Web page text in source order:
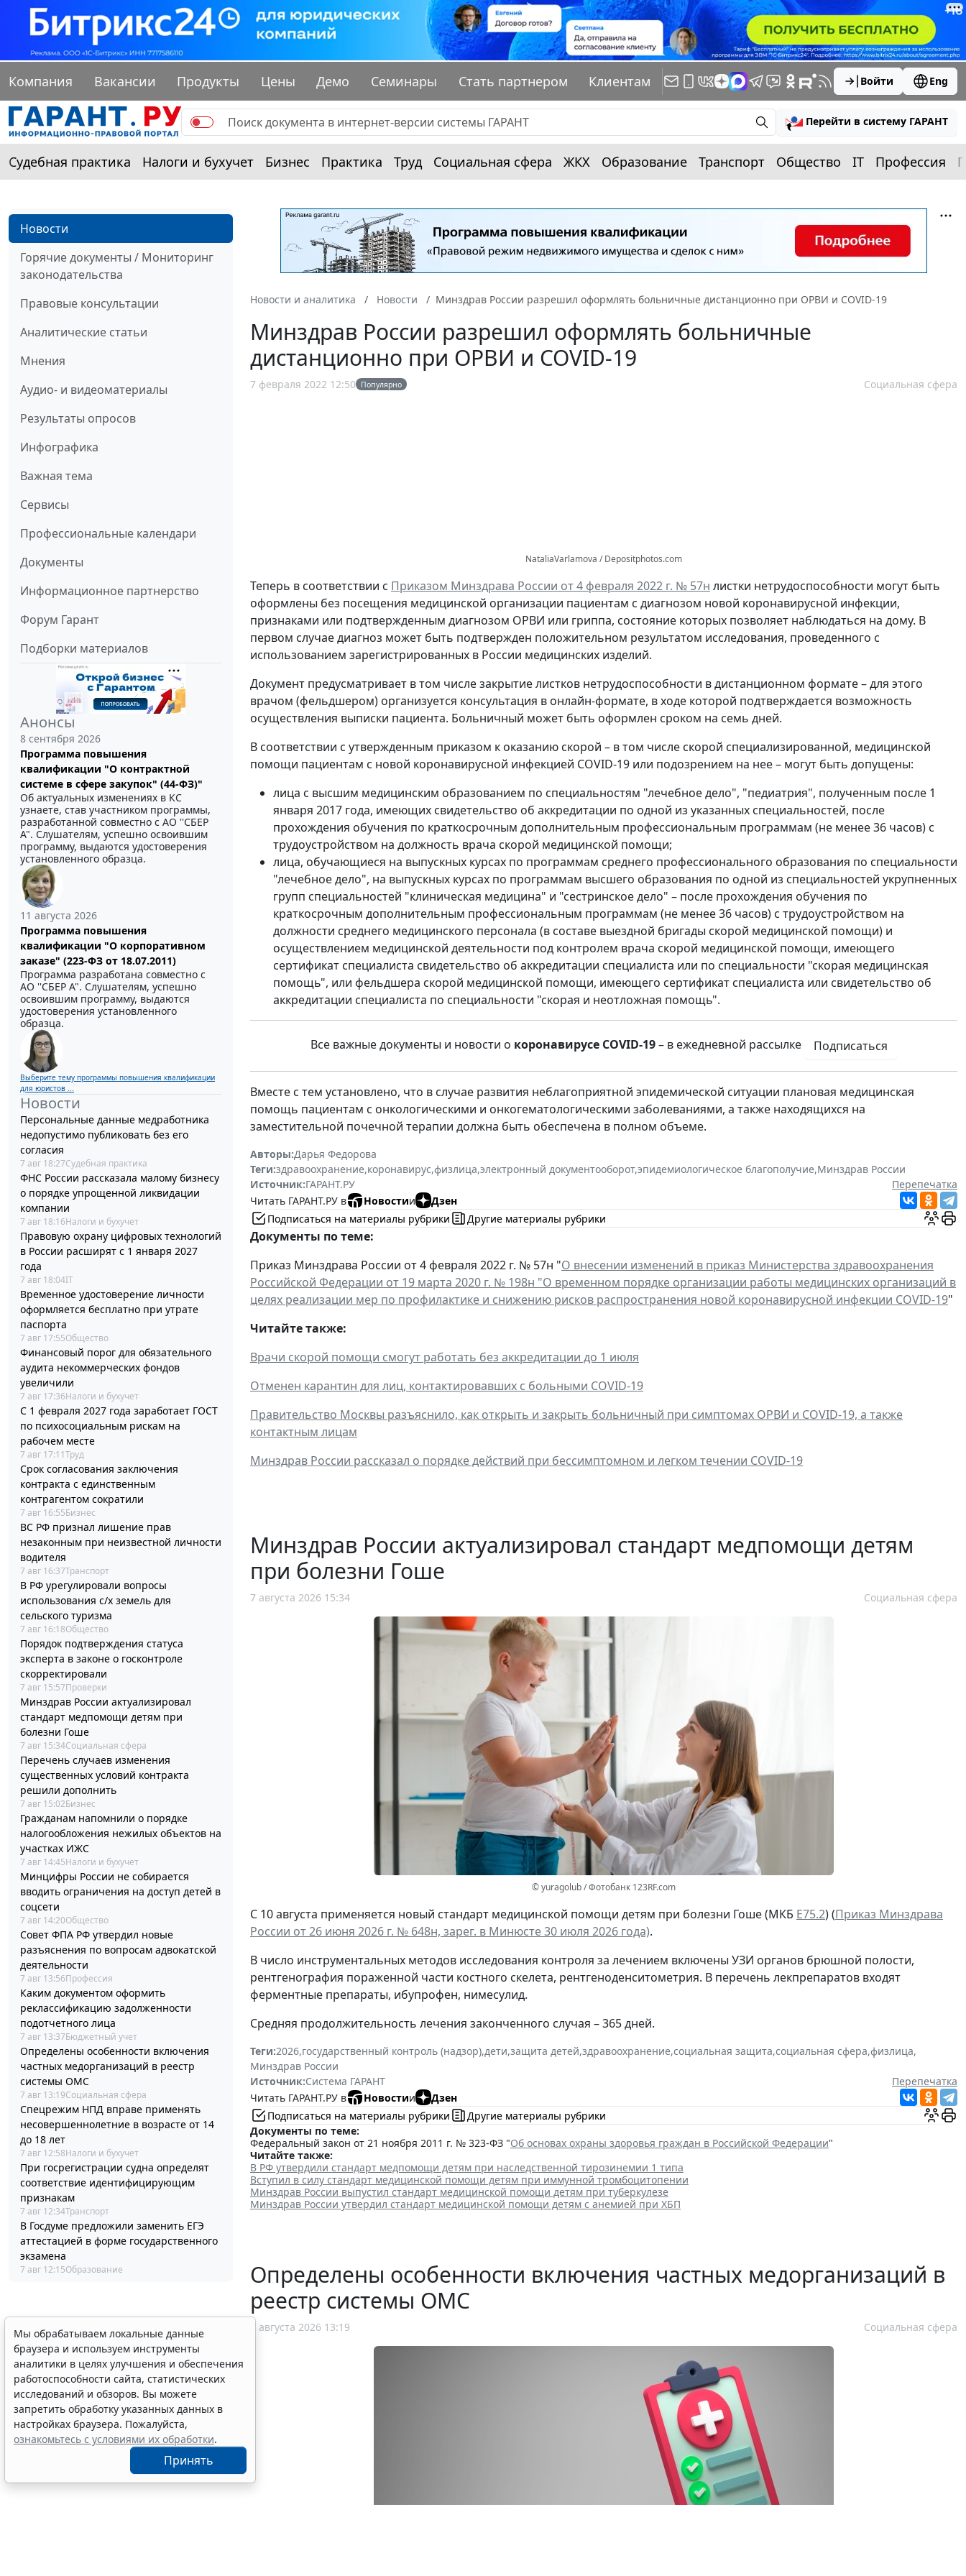
Компания Вакансии Продукты Цены Демо Семинары Стать партнером Клиентам Войти Eng
Перейти в систему ГАРАНТ
Судебная практика Налоги и бухучет Бизнес Практика Труд Социальная сфера ЖКХ Образование Транспорт Общество IT Профессия
Новости
Горячие документы / Мониторинг
законодательства
Правовые консультации
Аналитические статьи
Мнения
Аудио- и видеоматериалы
Результаты опросов
Инфографика
Важная тема
Сервисы
Профессиональные календари
Документы
Информационное партнерство
Форум Гарант
Подборки материалов
Анонсы
8 сентября 2026
Программа повышения
квалификации "О контрактной
системе в сфере закупок" (44-ФЗ)"
Об актуальных изменениях в КС
узнаете, став участником программы,
разработанной совместно с АО ''СБЕР
А". Слушателям, успешно освоившим
программу, выдаются удостоверения
установленного образца.
11 августа 2026
Программа повышения
квалификации "О корпоративном
заказе" (223-ФЗ от 18.07.2011)
Программа разработана совместно с
АО ''СБЕР А". Слушателям, успешно
освоившим программу, выдаются
удостоверения установленного
образца.
Выберите тему программы повышения квалификации
для юристов ...
Новости
Персональные данные медработника
недопустимо публиковать без его
согласия
7 авг 18:27Судебная практика
ФНС России рассказала малому бизнесу
о порядке упрощенной ликвидации
компании
7 авг 18:16Налоги и бухучет
Правовую охрану цифровых технологий
в России расширят с 1 января 2027
года
7 авг 18:04IT
Временное удостоверение личности
оформляется бесплатно при утрате
паспорта
7 авг 17:55Общество
Финансовый порог для обязательного
аудита некоммерческих фондов
увеличили
7 авг 17:36Налоги и бухучет
С 1 февраля 2027 года заработает ГОСТ
по психосоциальным рискам на
рабочем месте
7 авг 17:11Труд
Срок согласования заключения
контракта с единственным
контрагентом сократили
7 авг 16:55Бизнес
ВС РФ признал лишение прав
незаконным при неизвестной личности
водителя
7 авг 16:37Транспорт
В РФ урегулировали вопросы
использования с/х земель для
сельского туризма
7 авг 16:18Общество
Порядок подтверждения статуса
эксперта в законе о госконтроле
скорректировали
7 авг 15:57Проверки
Минздрав России актуализировал
стандарт медпомощи детям при
болезни Гоше
7 авг 15:34Социальная сфера
Перечень случаев изменения
существенных условий контракта
решили дополнить
7 авг 15:02Бизнес
Гражданам напомнили о порядке
налогообложения нежилых объектов на
участках ИЖС
7 авг 14:45Налоги и бухучет
Минцифры России не собирается
вводить ограничения на доступ детей в
соцсети
7 авг 14:20Общество
Совет ФПА РФ утвердил новые
разъяснения по вопросам адвокатской
деятельности
7 авг 13:56Профессия
Каким документом оформить
реклассификацию задолженности
подотчетного лица
7 авг 13:37Бюджетный учет
Определены особенности включения
частных медорганизаций в реестр
системы ОМС
7 авг 13:19Социальная сфера
Спецрежим НПД вправе применять
несовершеннолетние в возрасте от 14
до 18 лет
7 авг 12:58Налоги и бухучет
При госрегистрации судна определят
соответствие идентифицирующим
признакам
7 авг 12:34Транспорт
В Госдуме предложили заменить ЕГЭ
аттестацией в форме государственного
экзамена
7 авг 12:15Образование
Новости и аналитика Новости Минздрав России разрешил оформлять больничные дистанционно при ОРВИ и COVID-19
Минздрав России разрешил оформлять больничные
дистанционно при ОРВИ и COVID-19
7 февраля 2022 12:50 Популярно Социальная сфера
NataliaVarlamova / Depositphotos.com
Теперь в соответствии с Приказом Минздрава России от 4 февраля 2022 г. № 57н листки нетрудоспособности могут быть
оформлены без посещения медицинской организации пациентам с диагнозом новой коронавирусной инфекции,
признаками или подтвержденным диагнозом ОРВИ или гриппа, состояние которых позволяет наблюдаться на дому. В
первом случае диагноз может быть подтвержден положительном результатом исследования, проведенного с
использованием зарегистрированных в России медицинских изделий.
Документ предусматривает в том числе закрытие листков нетрудоспособности в дистанционном формате – для этого
врачом (фельдшером) организуется консультация в онлайн-формате, в ходе которой подтверждается возможность
осуществления выписки пациента. Больничный может быть оформлен сроком на семь дней.
В соответствии с утвержденным приказом к оказанию скорой – в том числе скорой специализированной, медицинской
помощи пациентам с новой коронавирусной инфекцией COVID-19 или подозрением на нее – могут быть допущены:
лица с высшим медицинским образованием по специальностям "лечебное дело", "педиатрия", полученным после 1
января 2017 года, имеющих свидетельство об аккредитации по одной из указанных специальностей, после
прохождения обучения по краткосрочным дополнительным профессиональным программам (не менее 36 часов) с
трудоустройством на должность врача скорой медицинской помощи;
лица, обучающиеся на выпускных курсах по программам среднего профессионального образования по специальности
"лечебное дело", на выпускных курсах по программам высшего образования по одной из специальностей укрупненных
групп специальностей "клиническая медицина" и "сестринское дело" – после прохождения обучения по
краткосрочным дополнительным профессиональным программам (не менее 36 часов) с трудоустройством на
должности среднего медицинского персонала (в составе выездной бригады скорой медицинской помощи) и
осуществлением медицинской деятельности под контролем врача скорой медицинской помощи, имеющего
сертификат специалиста свидетельство об аккредитации специалиста или по специальности "скорая медицинская
помощь", или фельдшера скорой медицинской помощи, имеющего сертификат специалиста или свидетельство об
аккредитации специалиста по специальности "скорая и неотложная помощь".
Все важные документы и новости о коронавирусе COVID-19– в ежедневной рассылке Подписаться
Вместе с тем установлено, что в случае развития неблагоприятной эпидемической ситуации плановая медицинская
помощь пациентам с онкологическими и онкогематологическими заболеваниями, а также находящихся на
заместительной почечной терапии должна быть обеспечена в полном объеме.
Авторы:Дарья Федорова
Теги:здравоохранение,коронавирус,физлица,электронный документооборот,эпидемиологическое благополучие,Минздрав России
Источник:ГАРАНТ.РУ
Перепечатка
Читать ГАРАНТ.РУ в
Новостии
Дзен
Подписаться на материалы рубрики
Другие материалы рубрики
Документы по теме:
Приказ Минздрава России от 4 февраля 2022 г. № 57н "О внесении изменений в приказ Министерства здравоохранения
Российской Федерации от 19 марта 2020 г. № 198н "О временном порядке организации работы медицинских организаций в
целях реализации мер по профилактике и снижению рисков распространения новой коронавирусной инфекции COVID-19"
Читайте также:
Врачи скорой помощи смогут работать без аккредитации до 1 июля
Отменен карантин для лиц, контактировавших с больными COVID-19
Правительство Москвы разъяснило, как открыть и закрыть больничный при симптомах ОРВИ и COVID-19, а также
контактным лицам
Минздрав России рассказал о порядке действий при бессимптомном и легком течении COVID-19
Минздрав России актуализировал стандарт медпомощи детям
при болезни Гоше
7 августа 2026 15:34 Социальная сфера
© yuragolub / Фотобанк 123RF.com
С 10 августа применяется новый стандарт медицинской помощи детям при болезни Гоше (МКБ Е75.2) (Приказ Минздрава
России от 26 июня 2026 г. № 648н, зарег. в Минюсте 30 июля 2026 года).
В число инструментальных методов исследования контроля за лечением включены УЗИ органов брюшной полости,
рентгенография пораженной части костного скелета, рентгеноденситометрия. В перечень лекпрепаратов входят
ферментные препараты, ибупрофен, нимесулид.
Средняя продолжительность лечения законченного случая – 365 дней.
Теги:2026,государственный контроль (надзор),дети,защита детей,здравоохранение,социальная защита,социальная сфера,физлица,
Минздрав России
Источник:Система ГАРАНТ
Перепечатка
Читать ГАРАНТ.РУ в
Новостии
Дзен
Подписаться на материалы рубрики
Другие материалы рубрики
Документы по теме:
Федеральный закон от 21 ноября 2011 г. № 323-ФЗ "Об основах охраны здоровья граждан в Российской Федерации"
Читайте также:
В РФ утвердили стандарт медпомощи детям при наследственной тирозинемии 1 типа
Вступил в силу стандарт медицинской помощи детям при иммунной тромбоцитопении
Минздрав России выпустил стандарт медицинской помощи детям при туберкулезе
Минздрав России утвердил стандарт медицинской помощи детям с анемией при ХБП
Определены особенности включения частных медорганизаций в
реестр системы ОМС
7 августа 2026 13:19 Социальная сфера
Мы обрабатываем локальные данные
браузера и используем инструменты
аналитики в целях улучшения и обеспечения
работоспособности сайта, статистических
исследований и обзоров. Вы можете
запретить обработку указанных данных в
настройках браузера. Пожалуйста,
ознакомьтесь с условиями их обработки.
Принять